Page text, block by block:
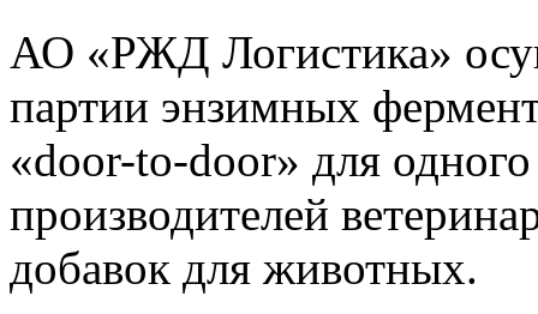
АО «РЖД Логистика»
партии энзимных
«door-to-door» для
производителей
добавок для животных.